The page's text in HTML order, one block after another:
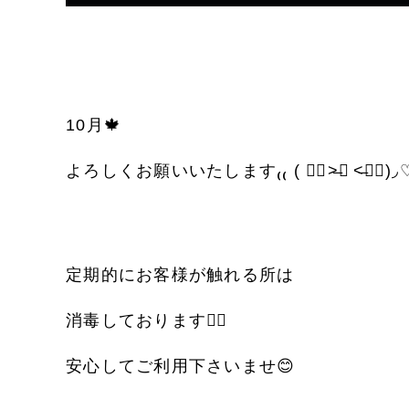
10 月 🍁
よろしくお願いいたします₍₍ ( ๑˃̶◡ ˂̶๑) ◞
定期的にお客様が触れる所は
消毒しております👌🏻
安心してご利用下さいませ😊